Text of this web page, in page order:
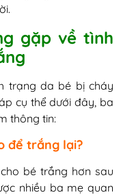
gặp về tình
trạng da bé bị cháy
cụ thể dưới đây, ba
thông tin:
để trắng lại?
bé trắng hơn sau
nhiều ba mẹ quan